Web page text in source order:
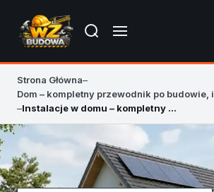
Strona Główna–
Dom – kompletny przewodnik po
–
Instalacje w domu – kompletny przewodnik po wszystkich instalacjach